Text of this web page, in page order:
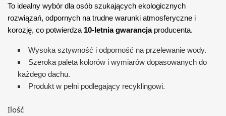
To idealny wybór dla osób szukających ekologicznych
rozwiązań, odpornych na trudne warunki atmosferyczne i
korozję, co potwierdza 10-letnia gwarancjaproducenta.
Wysoka sztywność i odporność na przelewanie wody.
Szeroka paleta kolorów i wymiarów dopasowanych do
każdego dachu.
Produkt w pełni podlegający recyklingowi.
Ilość